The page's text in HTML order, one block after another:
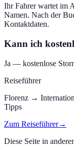
Ihr Fahrer wartet im
Namen. Nach der
Kontaktdaten.
Kann ich
Ja — kostenlose
Reiseführer
Florenz →
Tipps
Zum Reiseführer→
Diese Seite in